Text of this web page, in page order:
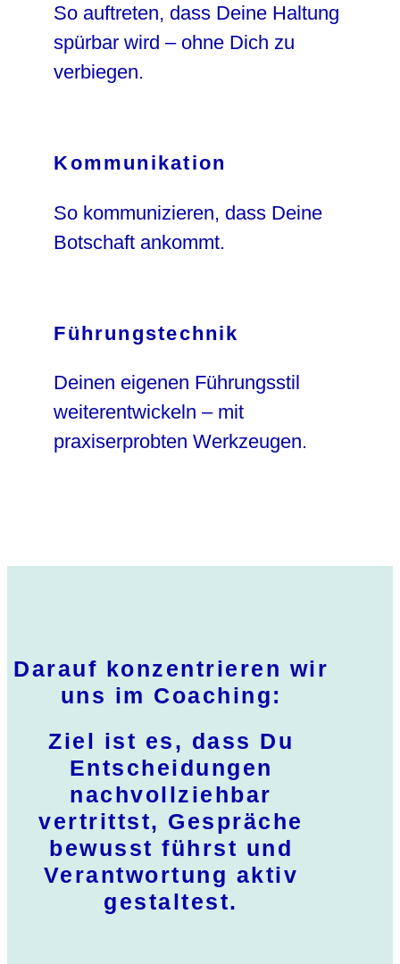
So auftreten, dass Deine Haltung
spürbar wird – ohne Dich zu
verbiegen.
Kommunikation
So kommunizieren, dass Deine
Botschaft ankommt.
Führungstechnik
Deinen eigenen Führungsstil
weiterentwickeln – mit
praxiserprobten Werkzeugen.
Darauf konzentrieren wir
uns im Coaching:
Ziel ist es, dass Du
Entscheidungen
nachvollziehbar
vertrittst, Gespräche
bewusst führst und
Verantwortung aktiv
gestaltest.